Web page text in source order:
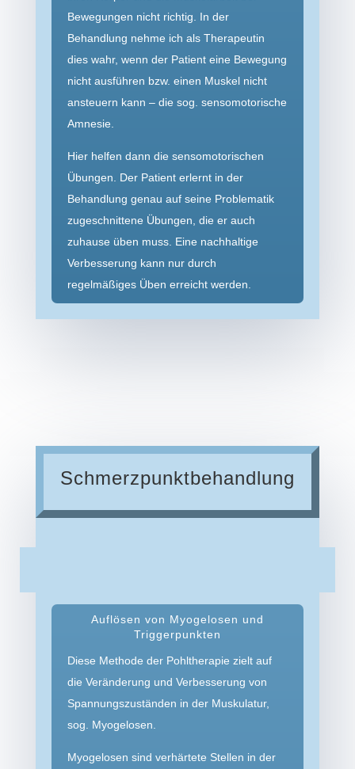
Bewegungen nicht richtig. In der
Behandlung nehme ich als Therapeutin
dies wahr, wenn der Patient eine Bewegung
nicht ausführen bzw. einen Muskel nicht
ansteuern kann – die sog. senso­motorische
Amnesie.
Hier helfen dann die sensomotorischen
Übungen. Der Patient erlernt in der
Behandlung genau auf seine Problematik
zugeschnittene Übungen, die er auch
zuhause üben muss. Eine nachhaltige
Verbesserung kann nur durch
regelmäßiges Üben erreicht werden.
Schmerzpunkt­­behandlung
Auflösen von Myogelosen und
Triggerpunkten
Diese Methode der Pohltherapie zielt auf
die Veränderung und Verbesserung von
Spannungs­zuständen in der Muskulatur,
sog. Myogelosen.
Myogelosen sind verhärtete Stellen in der